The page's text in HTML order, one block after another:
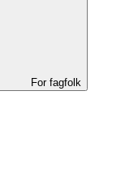
For fagfolk